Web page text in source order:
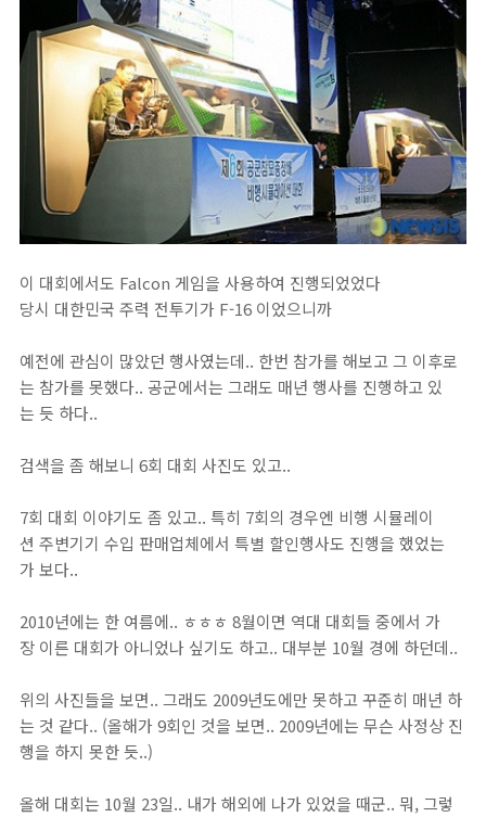
이 대회에서도 Falcon 게임을 사용하여 진행되었었다
당시 대한민국 주력 전투기가 F-16 이었으니까
예전에 관심이 많았던 행사였는데.. 한번 참가를 해보고 그 이후로
는 참가를 못했다.. 공군에서는 그래도 매년 행사를 진행하고 있
는 듯 하다..
검색을 좀 해보니 6회 대회 사진도 있고..
7회 대회 이야기도 좀 있고.. 특히 7회의 경우엔 비행 시뮬레이
션 주변기기 수입 판매업체에서 특별 할인행사도 진행을 했었는
가 보다..
2010년에는 한 여름에.. ㅎㅎㅎ 8월이면 역대 대회들 중에서 가
장 이른 대회가 아니었나 싶기도 하고.. 대부분 10월 경에 하던데..
위의 사진들을 보면.. 그래도 2009년도에만 못하고 꾸준히 매년 하
는 것 같다.. (올해가 9회인 것을 보면.. 2009년에는 무슨 사정상 진
행을 하지 못한 듯..)
올해 대회는 10월 23일.. 내가 해외에 나가 있었을 때군.. 뭐, 그렇